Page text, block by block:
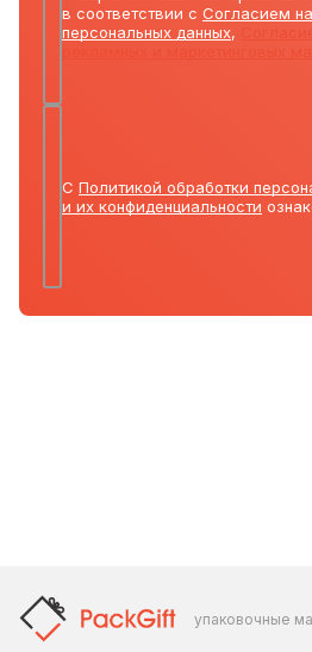
в соответствии с Согласием
персональных данных,
С Политикой обработки
и их конфиденциальности
упаковочные